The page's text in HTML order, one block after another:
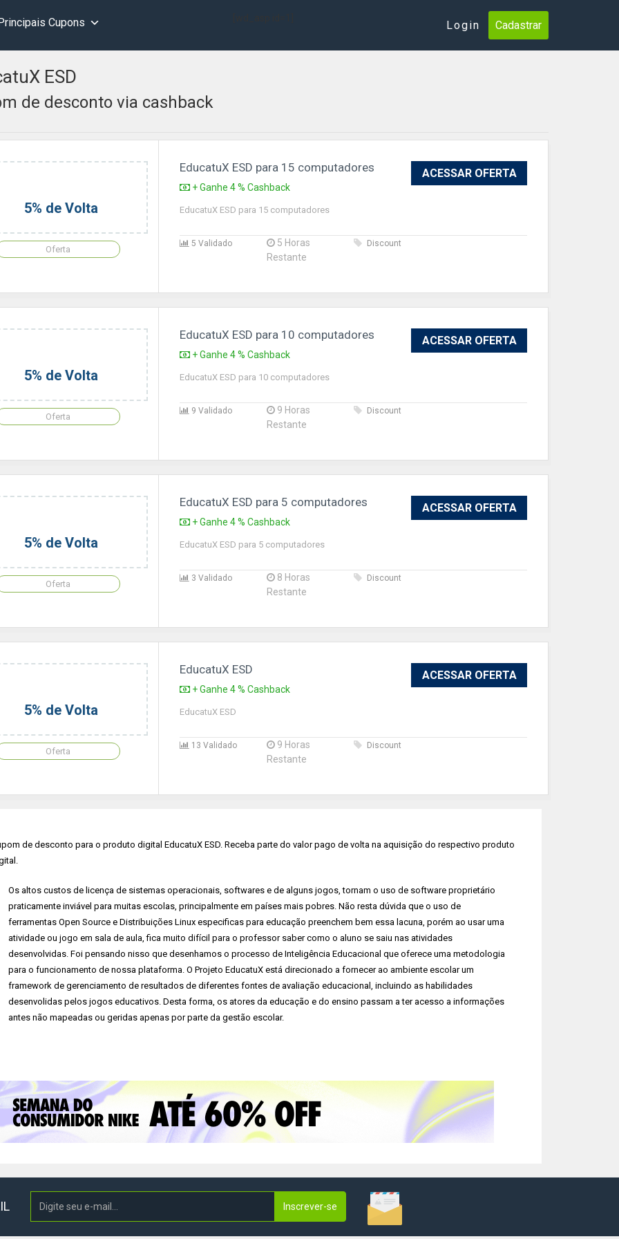
Cupons Login Cadastrar
ESD
de desconto via cashback
5% de Volta
Oferta
EducatuX ESD para 15 computadores
+ Ganhe 4 % Cashback
ACESSAR OFERTA
EducatuX ESD para 15 computadores
5 Validado
5 Horas
Restante
Discount
5% de Volta
Oferta
EducatuX ESD para 10 computadores
+ Ganhe 4 % Cashback
ACESSAR OFERTA
EducatuX ESD para 10 computadores
9 Validado
9 Horas
Restante
Discount
5% de Volta
Oferta
EducatuX ESD para 5 computadores
+ Ganhe 4 % Cashback
ACESSAR OFERTA
EducatuX ESD para 5 computadores
3 Validado
8 Horas
Restante
Discount
5% de Volta
Oferta
EducatuX ESD
+ Ganhe 4 % Cashback
ACESSAR OFERTA
EducatuX ESD
13 Validado
9 Horas
Restante
Discount
de desconto para o produto digital EducatuX ESD. Receba parte do valor pago de volta na aquisição do respectivo produto
Os altos custos de licença de sistemas operacionais, softwares e de alguns jogos, tornam o uso de software proprietário
praticamente inviável para muitas escolas, principalmente em países mais pobres. Não resta dúvida que o uso de
ferramentas Open Source e Distribuições Linux especificas para educação preenchem bem essa lacuna, porém ao usar uma
atividade ou jogo em sala de aula, fica muito difícil para o professor saber como o aluno se saiu nas atividades
desenvolvidas. Foi pensando nisso que desenhamos o processo de Inteligência Educacional que oferece uma metodologia
para o funcionamento de nossa plataforma. O Projeto EducatuX está direcionado a fornecer ao ambiente escolar um
framework de gerenciamento de resultados de diferentes fontes de avaliação educacional, incluindo as habilidades
desenvolidas pelos jogos educativos. Desta forma, os atores da educação e do ensino passam a ter acesso a informações
antes não mapeadas ou geridas apenas por parte da gestão escolar.
Inscrever-se